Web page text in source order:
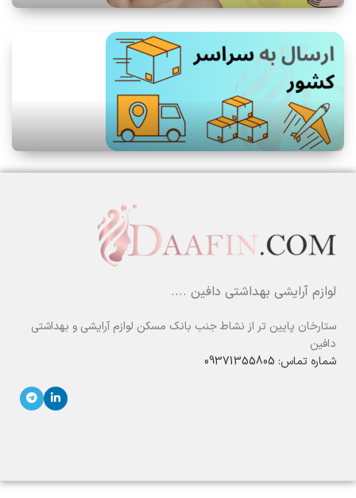
لوازم آرایشی بهداشتی دافین ....
ستارخان پایین تر از نشاط جنب بانک مسکن لوازم آرایشی و بهداشتی
دافین
شماره تماس: 09371355805